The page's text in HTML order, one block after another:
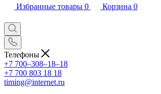
Избранные товары 0 Корзина 0
Телефоны
+7 700‒308‒18‒18
+7 700 803 18 18
timing@internet.ru